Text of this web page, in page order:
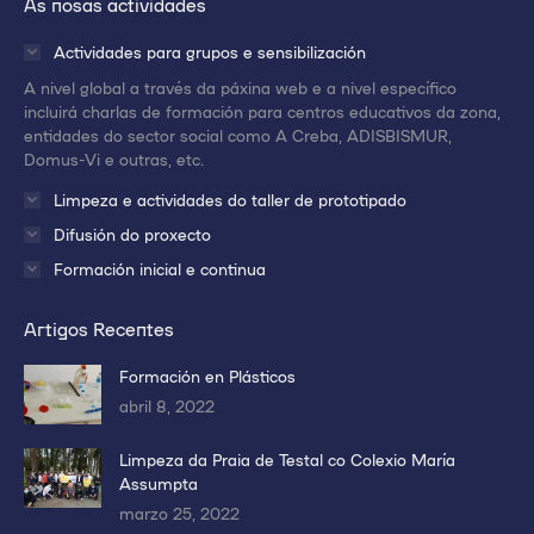
en
una
ventana/pestaña
en
una
ventana/pestaña
en
una
ventana/pestaña
As nosas actividades
Actividades para grupos e sensibilización
A nivel global a través da páxina web e a nivel específico
incluirá charlas de formación para centros educativos da zona,
entidades do sector social como A Creba, ADISBISMUR,
Domus-Vi e outras, etc.
Limpeza e actividades do taller de prototipado
Difusión do proxecto
Formación inicial e continua
Artigos Recentes
Formación en Plásticos
abril 8, 2022
Limpeza da Praia de Testal co Colexio María
Assumpta
marzo 25, 2022